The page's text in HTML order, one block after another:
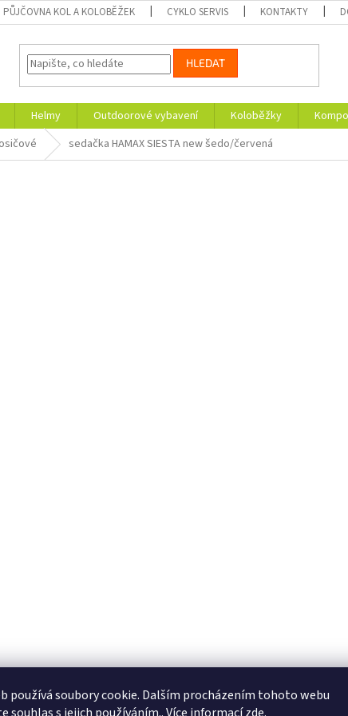
používá soubory cookie. Dalším procházením tohoto webu
souhlas s jejich používáním.. Více informacízde.
PŮJČOVNA KOL A KOLOBĚŽEK CYKLO SERVIS KONTAKTY
HLEDAT
Helmy Outdoorové vybavení Koloběžky
sedačka HAMAX SIESTA new šedo/červená